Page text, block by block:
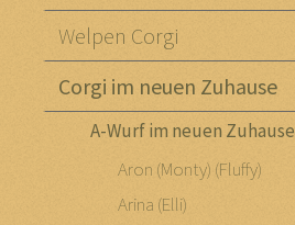
Welpen Corgi
Corgi im neuen Zuhause
A-Wurf im neuen Zuhause
Aron (Monty) (Fluffy)
Arina (Elli)